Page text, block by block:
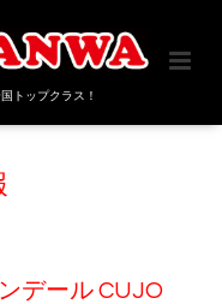
トップクラス！
デール CUJO